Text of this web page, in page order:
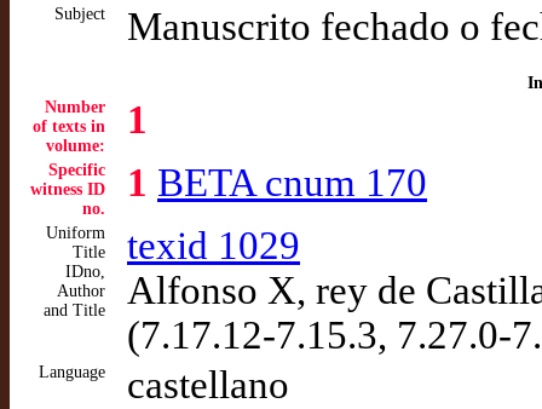
Subject Manuscrito fechado o
Number
of texts in
volume:
1
Specific
witness ID
no.
1 BETA cnum 170
Uniform
Title
IDno,
Author
and Title
texid 1029
Alfonso X, rey de
(7.17.12-7.15.3, 7.27.0-
Language castellano